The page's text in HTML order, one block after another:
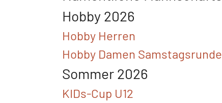
Hobby 2026
Hobby Herren
Hobby Damen Samstagsrunde
Sommer 2026
KIDs-Cup U12